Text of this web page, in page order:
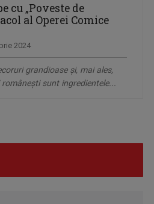
cu „Poveste de
al Operei Comice
2024
grandioase şi, mai ales,
sunt ingredientele...